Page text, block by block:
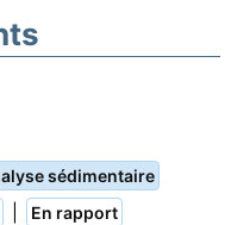
sédimentaire
En rapport